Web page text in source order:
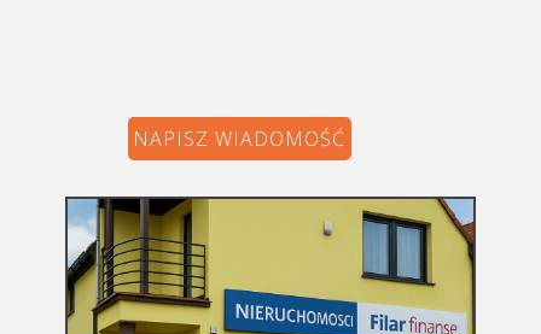
NAPISZ WIADOMOŚĆ